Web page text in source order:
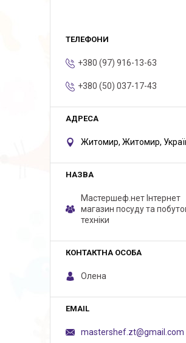
+380 (97) 916-13-63
+380 (50) 037-17-43
Житомир, Житомир,
Мастершеф.нет Iнтернет
магазин посуду та
техніки
Олена
mastershef.zt@gmail.com